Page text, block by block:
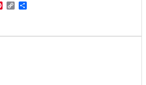
Pinterest
Copy